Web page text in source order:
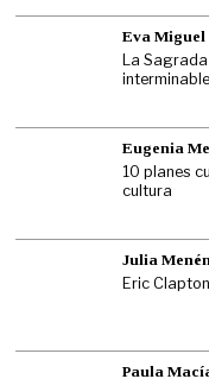
Eva Miguel
La Sagrada
interminable
Eugenia
10 planes
cultura
Julia
Eric
Paula